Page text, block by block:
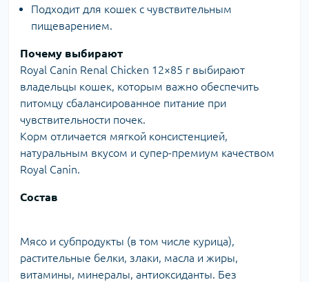
Подходит для кошек с чувствительным
пищеварением.
Почему выбирают
Royal Canin Renal Chicken 12×85 г выбирают
владельцы кошек, которым важно обеспечить
питомцу сбалансированное питание при
чувствительности почек.
Корм отличается мягкой консистенцией,
натуральным вкусом и супер-премиум качеством
Royal Canin.
Состав
Мясо и субпродукты (в том числе курица),
растительные белки, злаки, масла и жиры,
витамины, минералы, антиоксиданты. Без